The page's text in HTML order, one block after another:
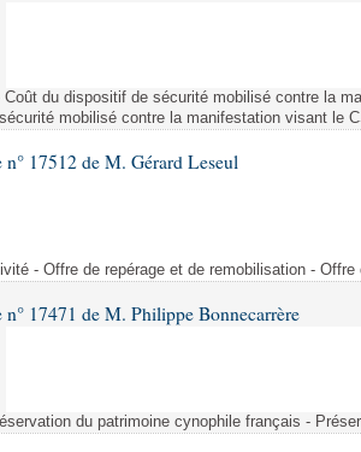
Coût du dispositif de sécurité mobilisé contre la
mobilisé contre la manifestation visant le
n° 17512 de M. Gérard Leseul
- Offre de repérage et de remobilisation -
n° 17471 de M. Philippe Bonnecarrère
du patrimoine cynophile français -